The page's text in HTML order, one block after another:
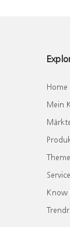
Home
Mein
Service
Know